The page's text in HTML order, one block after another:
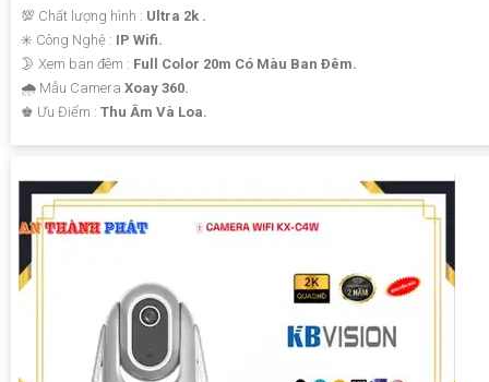
💯 Chất lượng hình : Ultra 2k .
✳️ Công Nghệ : IP Wifi.
🌛 Xem ban đêm : Full Color 20m Có Màu Ban Ðêm.
🌧️ Mẫu Camera Xoay 360.
️♚ Ưu Điểm : Thu Âm Và Loa.